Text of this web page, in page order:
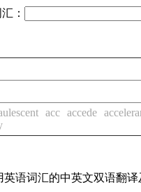
：
acc accede
语词汇的中英文双语翻译